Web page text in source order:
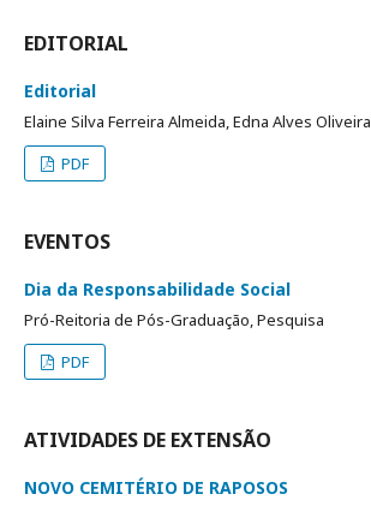
EDITORIAL
Editorial
Elaine Silva Ferreira Almeida, Edna Alves Oliveira
PDF
EVENTOS
Dia da Responsabilidade Social
Pró-Reitoria de Pós-Graduação, Pesquisa
PDF
ATIVIDADES DE EXTENSÃO
NOVO CEMITÉRIO DE RAPOSOS